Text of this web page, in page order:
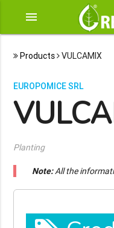
menu
Products VULCAMIX
EUROPOMICE SRL
Planting
Note:All the